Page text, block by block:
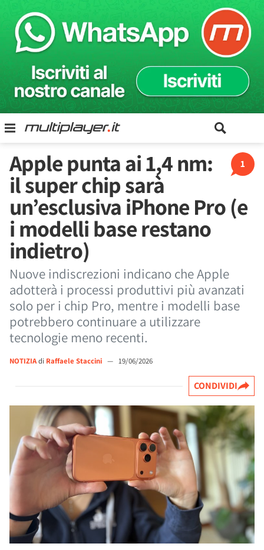
1
Apple punta ai 1,4 nm:
il super chip sarà
un’esclusiva iPhone Pro (e
i modelli base restano
indietro)
Nuove indiscrezioni indicano che Apple
adotterà i processi produttivi più avanzati
solo per i chip Pro, mentre i modelli base
potrebbero continuare a utilizzare
tecnologie meno recenti.
NOTIZIAdi Raffaele Staccini — 19/06/2026
CONDIVIDI